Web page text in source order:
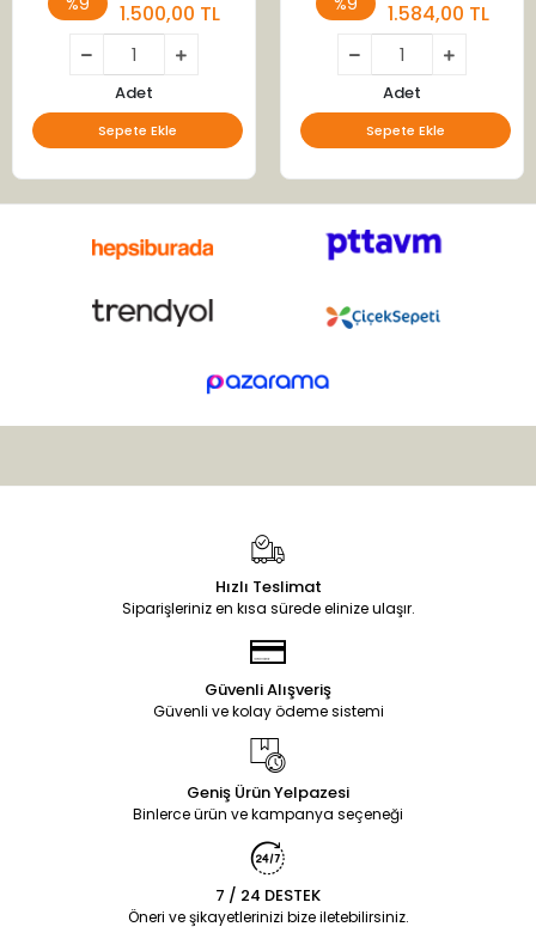
1.500,00 TL
Adet
Sepete Ekle
1.584,00 TL
Adet
Sepete Ekle
Hızlı Teslimat
Siparişleriniz en kısa sürede elinize ulaşır.
Güvenli Alışveriş
Güvenli ve kolay ödeme sistemi
Geniş Ürün Yelpazesi
Binlerce ürün ve kampanya seçeneği
7 / 24 DESTEK
Öneri ve şikayetlerinizi bize iletebilirsiniz.